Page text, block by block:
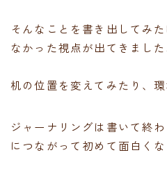
そんなことを書き出してみ
なかった視点が出てきました
机の位置を変えてみたり、環
ジャーナリングは書いて終
につながって初めて面白く